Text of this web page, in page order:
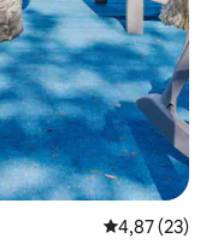
Évaluation
4,87 (23)